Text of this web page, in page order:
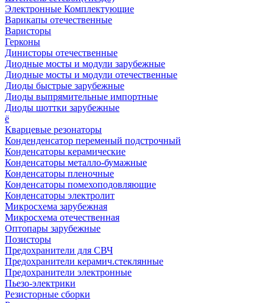
Электронные Комплектующие
Варикапы отечественные
Варисторы
Герконы
Динисторы отечественные
Диодные мосты и модули зарубежные
Диодные мосты и модули отечественные
Диоды быстрые зарубежные
Диоды выпрямительные импортные
Диоды шоттки зарубежные
ё
Кварцевые резонаторы
Конденденсатор переменый подстрочный
Конденсаторы керамические
Конденсаторы металло-бумажные
Конденсаторы пленочные
Конденсаторы помехоподовляющие
Конденсаторы электролит
Микросхема зарубежная
Микросхема отечественная
Оптопары зарубежные
Позисторы
Предохранители для СВЧ
Предохранители керамич.стеклянные
Предохранители электронные
Пьезо-электрики
Резисторные сборки